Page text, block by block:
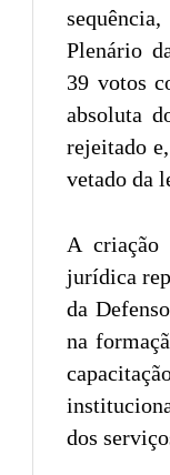
Plenário
39 votos
absoluta
rejeitado
vetado da
A criação
jurídica
da
na
dos